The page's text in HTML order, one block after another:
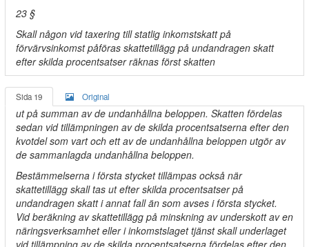
23 §
Skall någon vid taxering till statlig inkomstskatt på
förvärvsinkomst påföras skattetillägg på undandragen skatt
efter skilda procentsatser räknas först skatten
Sida 19 Original
ut på summan av de undanhållna beloppen. Skatten fördelas
sedan vid tillämpningen av de skilda procentsatserna efter den
kvotdel som vart och ett av de undanhållna beloppen utgör av
de sammanlagda undanhållna beloppen.
Bestämmelserna i första stycket tillämpas också när
skattetillägg skall tas ut efter skilda procentsatser på
undandragen skatt i annat fall än som avses i första stycket.
Vid beräkning av skattetillägg på minskning av underskott av en
näringsverksamhet eller i inkomstslaget tjänst skall underlaget
vid tillämpning av de skilda procentsatserna fördelas efter den